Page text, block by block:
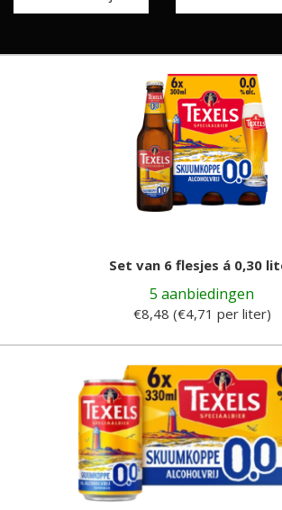
Set van 6 flesjes á 0,30
5 aanbiedingen
€8,48 (€4,71 per liter)